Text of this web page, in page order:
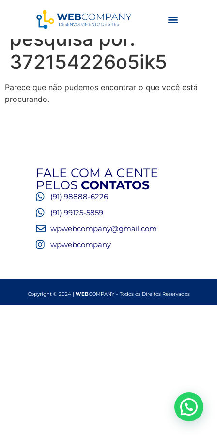
Resultados da
pesquisa por:
372154226o5ik5
Parece que não pudemos encontrar o que você está
procurando.
FALE COM A GENTE
PELOS CONTATOS
(91) 98888-6226
(91) 99125-5859
wpwebcompany@gmail.com
wpwebcompany
Copyright © 2024 | WEBCOMPANY – Todos os Direitos Reservados